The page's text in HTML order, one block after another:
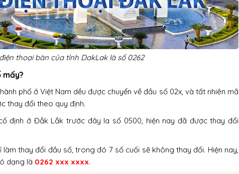
thoại bàn của tỉnh DakLak là số 0262
mấy?
phố ở Việt Nam dều được chuyển về đầu số 02x, và tất nhiên mã
thay đổi theo quy định.
định ở Đắk Lắk trước đây la số 0500, hiện nay đã được thay đổi
thay đổi đầu số, trong đó 7 số cuối sẽ không thay đổi. Hiện nay,
dạng là 0262 xxx xxxx.